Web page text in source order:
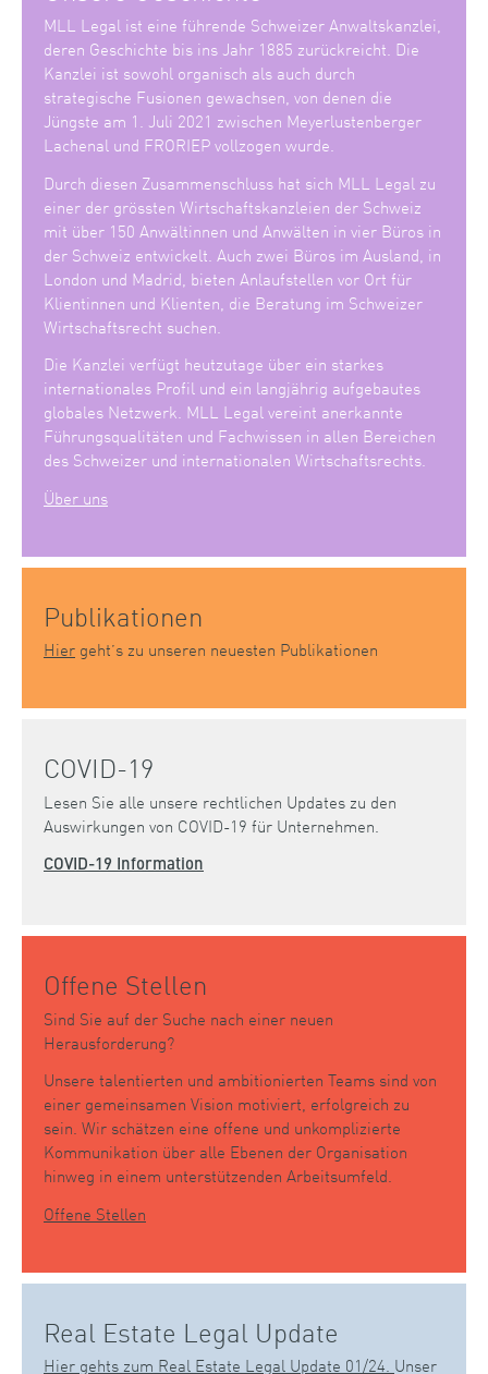
MLL Legal ist eine führende Schweizer Anwaltskanzlei,
deren Geschichte bis ins Jahr 1885 zurückreicht. Die
Kanzlei ist sowohl organisch als auch durch
strategische Fusionen gewachsen, von denen die
Jüngste am 1. Juli 2021 zwischen Meyerlustenberger
Lachenal und FRORIEP vollzogen wurde.
Durch diesen Zusammenschluss hat sich MLL Legal zu
einer der grössten Wirtschaftskanzleien der Schweiz
mit über 150 Anwältinnen und Anwälten in vier Büros in
der Schweiz entwickelt. Auch zwei Büros im Ausland, in
London und Madrid, bieten Anlaufstellen vor Ort für
Klientinnen und Klienten, die Beratung im Schweizer
Wirtschaftsrecht suchen.
Die Kanzlei verfügt heutzutage über ein starkes
internationales Profil und ein langjährig aufgebautes
globales Netzwerk. MLL Legal vereint anerkannte
Führungsqualitäten und Fachwissen in allen Bereichen
des Schweizer und internationalen Wirtschaftsrechts.
Über uns
Publikationen
Hier geht’s zu unseren neuesten Publikationen
COVID-19
Lesen Sie alle unsere rechtlichen Updates zu den
Auswirkungen von COVID-19 für Unternehmen.
COVID-19 Information
Offene Stellen
Sind Sie auf der Suche nach einer neuen
Herausforderung?
Unsere talentierten und ambitionierten Teams sind von
einer gemeinsamen Vision motiviert, erfolgreich zu
sein. Wir schätzen eine offene und unkomplizierte
Kommunikation über alle Ebenen der Organisation
hinweg in einem unterstützenden Arbeitsumfeld.
Offene Stellen
Real Estate Legal Update
Hier gehts zum Real Estate Legal Update 01/24. Unser